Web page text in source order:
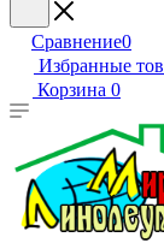
Сравнение0
Избранные
Корзина 0